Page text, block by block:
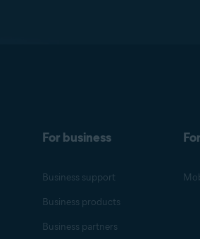
For business
Business support
Business products
Business partners